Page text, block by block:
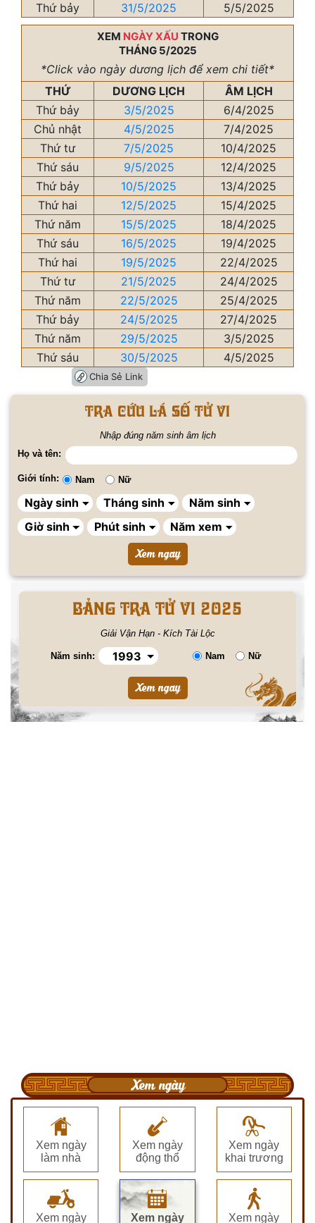
Thứ bảy
31/5/2025 5/5/2025
XEM NGÀY XẤU TRONG
THÁNG 5/2025
*Click vào ngày dương lịch để xem chi tiết*
THỨ
DƯƠNG LỊCH
ÂM LỊCH
Thứ bảy
3/5/2025
6/4/2025
Chủ nhật
4/5/2025
7/4/2025
Thứ tư
7/5/2025
10/4/2025
Thứ sáu
9/5/2025
12/4/2025
Thứ bảy
10/5/2025
13/4/2025
Thứ hai
12/5/2025
15/4/2025
Thứ năm
15/5/2025
18/4/2025
Thứ sáu
16/5/2025
19/4/2025
Thứ hai
19/5/2025
22/4/2025
Thứ tư
21/5/2025
24/4/2025
Thứ năm
22/5/2025
25/4/2025
Thứ bảy
24/5/2025
27/4/2025
Thứ năm
29/5/2025
3/5/2025
Thứ sáu
30/5/2025 4/5/2025
Chia Sẻ Link
Tra cứu lá số tử vi
Nhập đúng năm sinh âm lịch
Họ và tên:
Giới tính: Nam Nữ
BẢNG TRA TỬ VI 2025
Giải Vận Hạn - Kích Tài Lộc
Năm sinh: Nam Nữ
Xem ngày
Xem ngày
làm nhà
Xem ngày
động thổ
Xem ngày
khai trương
Xem ngày Xem ngày Xem ngày